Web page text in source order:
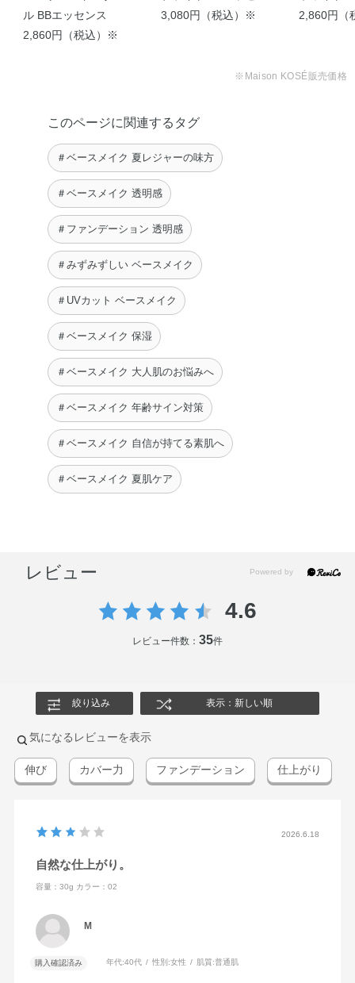
ル BBエッセンス
2,860円（税込）※
3,080円（税込）※
2,860円（
※Maison KOSÉ販売価格
このページに関連するタグ
＃ベースメイク 夏レジャーの味方
＃ベースメイク 透明感
＃ファンデーション 透明感
＃みずみずしい ベースメイク
＃UVカット ベースメイク
＃ベースメイク 保湿
＃ベースメイク 大人肌のお悩みへ
＃ベースメイク 年齢サイン対策
＃ベースメイク 自信が持てる素肌へ
＃ベースメイク 夏肌ケア
レビュー
4.6
レビュー件数： 35件
絞り込み 表示：新しい順
気になるレビューを表示
伸び カバー力 ファンデーション 仕上がり
2026.6.18
自然な仕上がり。
容量：30g カラー：02
M
購入確認済み 年代:40代 性別:女性 肌質:普通肌